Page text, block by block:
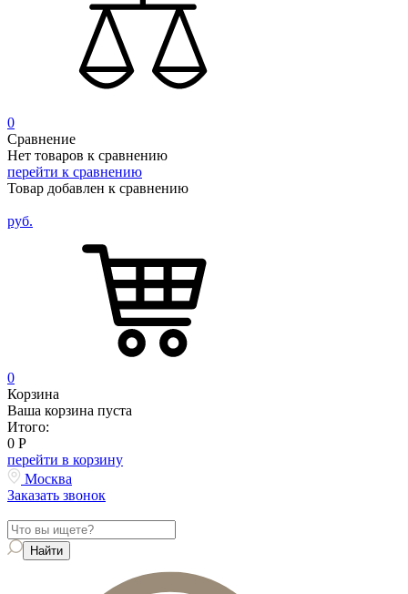
0
Сравнение
Нет товаров к сравнению
перейти к сравнению
Товар добавлен к сравнению
руб.
0
Корзина
Ваша корзина пуста
Итого:
0 Р
перейти в корзину
Москва
Заказать звонок